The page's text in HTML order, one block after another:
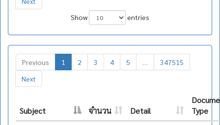
Show
entries
Previous 1 2 3 4 5 …
347515
Next
Subject จำนวน Detail
Type